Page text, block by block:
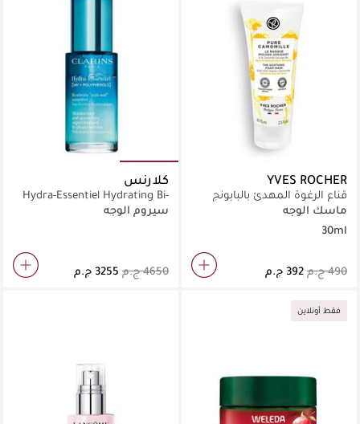
YVES ROCHER
قناع الرغوة المهدئ بالبابونج
العضوي
ماسك الوجه
30ml
كلارنس
Hydra-Essentiel Hydrating Bi-
Phase Serum 30ML
سيروم الوجه
فقط أونلاين